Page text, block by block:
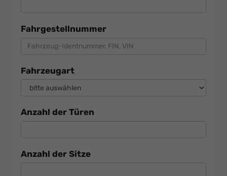
Fahrgestellnummer
Fahrzeugart
Anzahl der Türen
Anzahl der Sitze